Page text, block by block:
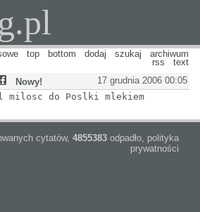
top bottom dodaj szukaj
archiwum
rss
text
17 grudnia 2006 00:05
Nowy!
milosc do Poslki mlekiem
cytatów, 4855383 odpadło, polityka
prywatności